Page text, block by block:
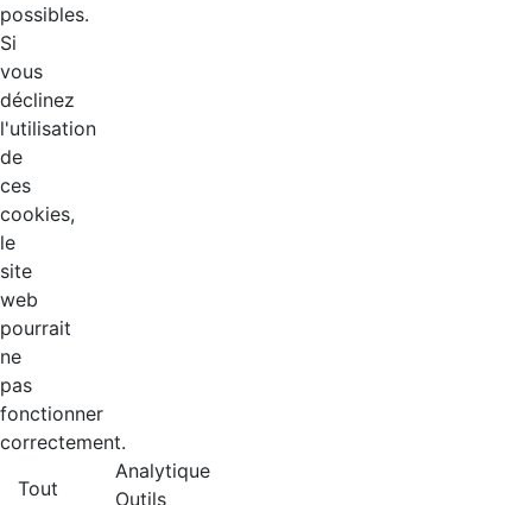
possibles.
Si
vous
déclinez
l'utilisation
de
ces
cookies,
le
site
web
pourrait
ne
pas
fonctionner
correctement.
Tout
Analytique
Outils